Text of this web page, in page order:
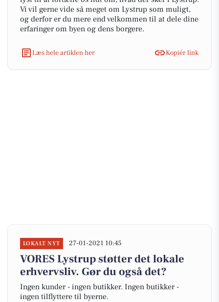
Vi vil gerne vide så meget om Lystrup som muligt,
og derfor er du mere end velkommen til at dele dine
erfaringer om byen og dens borgere.
Læs hele artiklen her Kopiér link
LOKALT NYT 27-01-2021 10:45
VORES Lystrup støtter det lokale
erhvervsliv. Gør du også det?
Ingen kunder - ingen butikker. Ingen butikker -
ingen tilflyttere til byerne.